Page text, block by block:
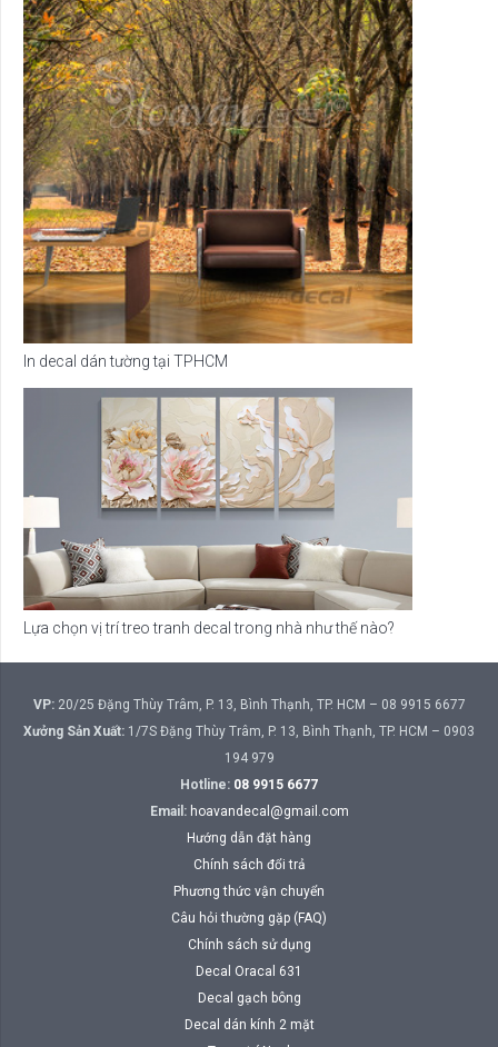
In decal dán tường tại TPHCM
Lựa chọn vị trí treo tranh decal trong nhà như thế nào?
VP:20/25 Đặng Thùy Trâm, P. 13, Bình Thạnh, TP. HCM – 08 9915 6677
Xưởng Sản Xuất: 1/7S Đặng Thùy Trâm, P. 13, Bình Thạnh, TP. HCM – 0903
194 979
Hotline: 08 9915 6677
Email: hoavandecal@gmail.com
Hướng dẫn đặt hàng
Chính sách đổi trả
Phương thức vận chuyển
Câu hỏi thường gặp (FAQ)
Chính sách sử dụng
Decal Oracal 631
Decal gạch bông
Decal dán kính 2 mặt